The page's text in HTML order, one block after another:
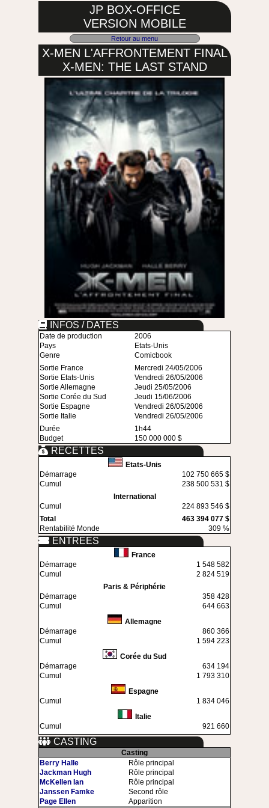
JP BOX-OFFICE
VERSION MOBILE
Retour au menu
X-MEN L'AFFRONTEMENT FINAL
X-MEN: THE LAST STAND
INFOS / DATES
Date de production
2006
Pays
Etats-Unis
Genre
Comicbook
Sortie France
Mercredi 24/05/2006
Sortie Etats-Unis
Vendredi 26/05/2006
Sortie Allemagne
Jeudi 25/05/2006
Sortie Corée du Sud
Jeudi 15/06/2006
Sortie Espagne
Vendredi 26/05/2006
Sortie Italie
Vendredi 26/05/2006
Durée
1h44
Budget
150 000 000 $
RECETTES
Etats-Unis
Démarrage
102 750 665 $
Cumul
238 500 531 $
International
Cumul
224 893 546 $
Total
463 394 077 $
Rentabilité Monde
309 %
ENTREES
France
Démarrage
1 548 582
Cumul
2 824 519
Paris & Périphérie
Démarrage
358 428
Cumul
644 663
Allemagne
Démarrage
860 366
Cumul
1 594 223
Corée du Sud
Démarrage
634 194
Cumul
1 793 310
Espagne
Cumul
1 834 046
Italie
Cumul
921 660
CASTING
Casting
Berry Halle
Rôle principal
Jackman Hugh
Rôle principal
McKellen Ian
Rôle principal
Janssen Famke
Second rôle
Page Ellen
Apparition